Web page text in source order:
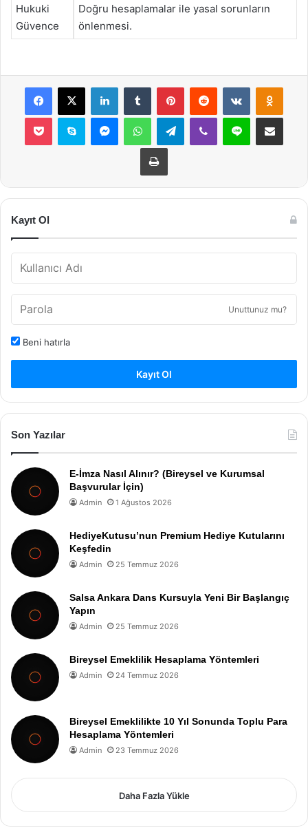
Hukuki
Güvence
Doğru hesaplamalar ile yasal sorunların
önlenmesi.
Facebook
X LinkedInTumblr PinterestReddit VKontakte
Pocket Skype MessengerWhatsAppTelegramViber Line E-Posta ile
Yazdır
Kayıt Ol
Unuttunuz mu?
Beni hatırla
Kayıt Ol
Son Yazılar
E-İmza Nasıl Alınır? (Bireysel ve Kurumsal
Başvurular İçin)
Admin 1 Ağustos 2026
HediyeKutusu’nun Premium Hediye Kutularını
Keşfedin
Admin 25 Temmuz 2026
Salsa Ankara Dans Kursuyla Yeni Bir Başlangıç
Yapın
Admin 25 Temmuz 2026
Bireysel Emeklilik Hesaplama Yöntemleri
Admin 24 Temmuz 2026
Bireysel Emeklilikte 10 Yıl Sonunda Toplu Para
Hesaplama Yöntemleri
Admin 23 Temmuz 2026
Daha Fazla Yükle